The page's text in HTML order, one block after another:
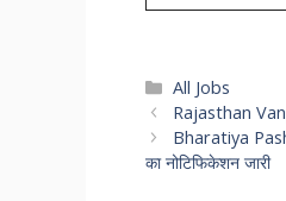
Categories
All Jobs
Rajasthan
Bharatiya
का नोटिफिकेशन जारी